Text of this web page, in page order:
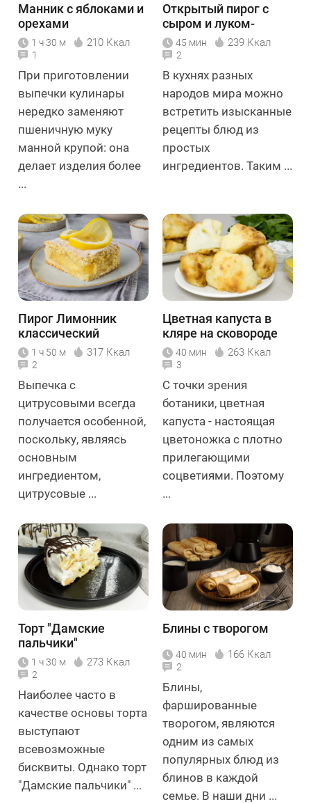
Манник с яблоками и
орехами
1 ч 30 м 210 Ккал
1
При приготовлении
выпечки кулинары
нередко заменяют
пшеничную муку
манной крупой: она
делает изделия более
...
Открытый пирог с
сыром и луком-
пореем
45 мин 239 Ккал
2
В кухнях разных
народов мира можно
встретить изысканные
рецепты блюд из
простых
ингредиентов. Таким ...
Пирог Лимонник
классический
1 ч 50 м 317 Ккал
2
Выпечка с
цитрусовыми всегда
получается особенной,
поскольку, являясь
основным
ингредиентом,
цитрусовые ...
Цветная капуста в
кляре на сковороде
40 мин 263 Ккал
3
С точки зрения
ботаники, цветная
капуста - настоящая
цветоножка с плотно
прилегающими
соцветиями. Поэтому
...
Торт "Дамские
пальчики"
1 ч 30 м 273 Ккал
2
Наиболее часто в
качестве основы торта
выступают
всевозможные
бисквиты. Однако торт
"Дамские пальчики" ...
Блины с творогом
40 мин 166 Ккал
2
Блины,
фаршированные
творогом, являются
одним из самых
популярных блюд из
блинов в каждой
семье. В наши дни ...